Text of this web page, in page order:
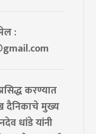
:
करण्यात
दैनिकाचे मुख्य
धांडे यांनी